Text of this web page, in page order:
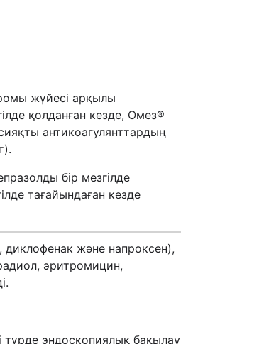
жүйесі арқылы
қолданған кезде, Омез®
антикоагулянттардың
бір мезгілде
тағайындаған кезде
және напроксен),
эритромицин,
түрде эндоскопиялық бақылау